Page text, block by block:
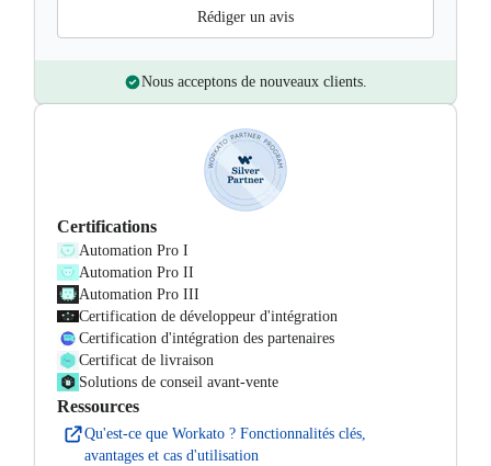
Rédiger un avis
Nous acceptons de nouveaux clients.
Certifications
Automation Pro I
Automation Pro II
Automation Pro III
Certification de développeur d'intégration
Certification d'intégration des partenaires
Certificat de livraison
Solutions de conseil avant-vente
Ressources
Qu'est-ce que Workato ? Fonctionnalités clés,
avantages et cas d'utilisation